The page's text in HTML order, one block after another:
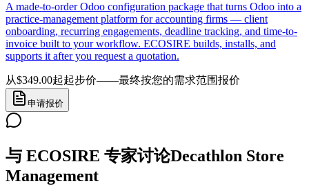
A made-to-order Odoo configuration package that turns Odoo into a
practice-management platform for accounting firms — client
onboarding, recurring engagements, deadline tracking, and time-to-
invoice built to your workflow. ECOSIRE builds, installs, and
supports it after you request a quotation.
从$349.00起起步价——最终按您的需求范围报价
申请报价
与 ECOSIRE 专家讨论Decathlon Store
Management